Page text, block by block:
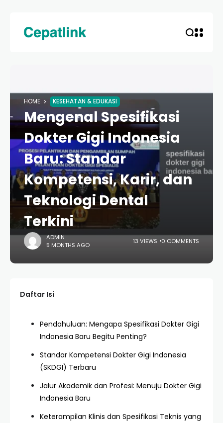
HOME KESEHATAN & EDUKASI
Mengenal Spesifikasi
Dokter Gigi Indonesia
Baru: Standar
Kompetensi, Karir, dan
Teknologi Dental
Terkini
ADMIN
5 MONTHS AGO
13 VIEWS 0 COMMENTS
Daftar Isi
Pendahuluan: Mengapa Spesifikasi Dokter Gigi
Indonesia Baru Begitu Penting?
Standar Kompetensi Dokter Gigi Indonesia
(SKDGI) Terbaru
Jalur Akademik dan Profesi: Menuju Dokter Gigi
Indonesia Baru
Keterampilan Klinis dan Spesifikasi Teknis yang